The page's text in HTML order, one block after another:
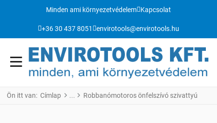
Minden ami környezetvédelem Kapcsolat
+36 30 437 8051 envirotools@envirotools.hu
Ön itt van: Címlap Robbanómotoros önfelszívó szivattyú